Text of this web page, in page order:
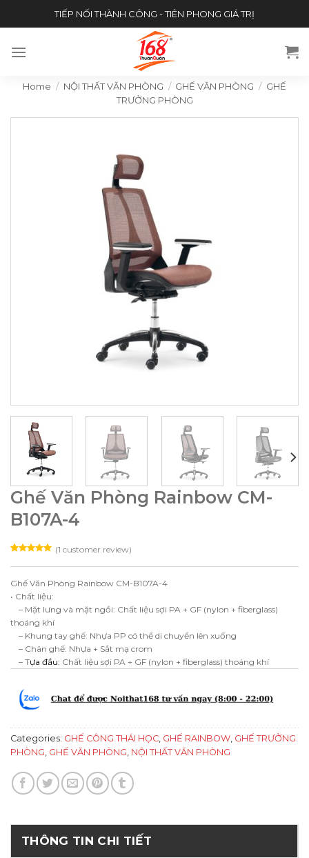
to
TIẾP NỐI THÀNH CÔNG - TIÊN PHONG GIÁ TRỊ
Home / NỘI THẤT VĂN PHÒNG / GHẾ VĂN PHÒNG / GHẾ
TRƯỞNG PHÒNG
Ghế Văn Phòng Rainbow CM-
B107A-4
out of 5
customer
rating
(1 customer review)
Ghế Văn Phòng Rainbow CM-B107A-4
• Chất liệu:
– Mặt lưng và mặt ngồi: Chất liệu sợi PA + GF (nylon + fiberglass)
thoáng khí
– Khung tay ghế: Nhựa PP có thể di chuyển lên xuống
– Chân ghế: Nhựa + Sắt mạ crom
– Tựa đầu: Chất liệu sợi PA + GF (nylon + fiberglass) thoáng khí
Categories: GHẾ CÔNG THÁI HỌC, GHẾ RAINBOW, GHẾ TRƯỞNG
PHÒNG, GHẾ VĂN PHÒNG, NỘI THẤT VĂN PHÒNG
THÔNG TIN CHI TIẾT